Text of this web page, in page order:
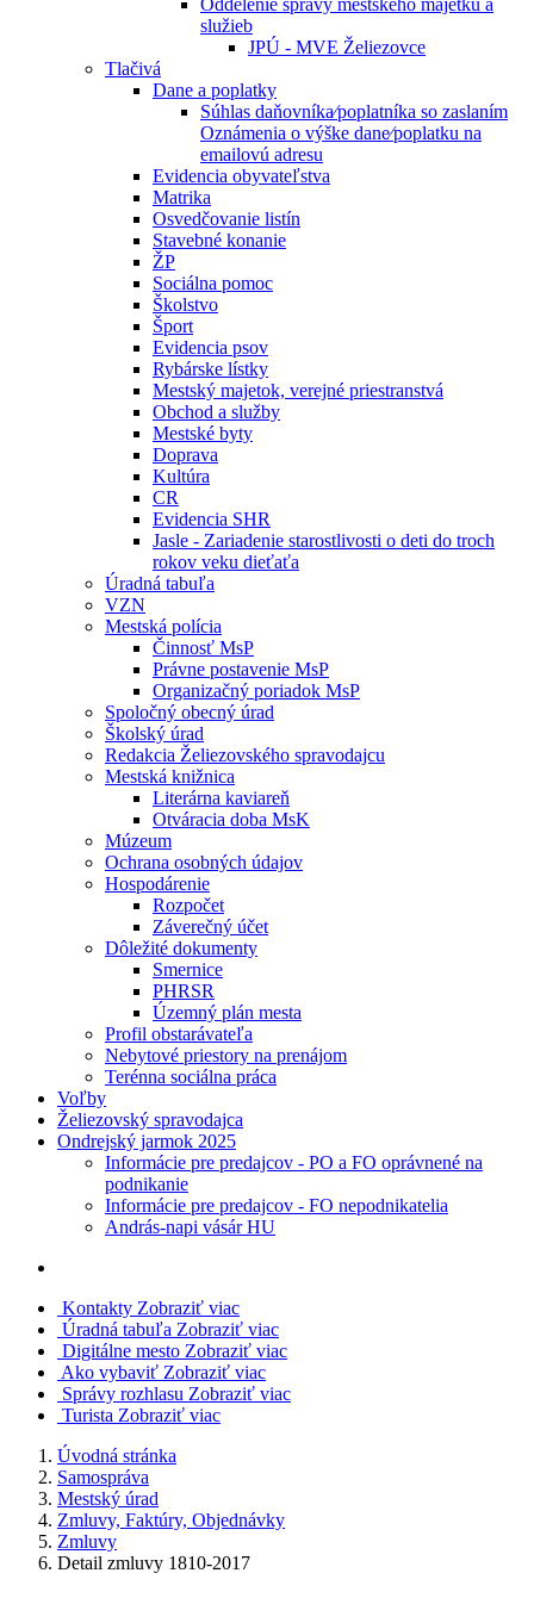
Oddelenie správy mestského majetku a
služieb
JPÚ - MVE Želiezovce
Tlačivá
Dane a poplatky
Súhlas daňovníka⁄poplatníka so zaslaním
Oznámenia o výške dane⁄poplatku na
emailovú adresu
Evidencia obyvateľstva
Matrika
Osvedčovanie listín
Stavebné konanie
ŽP
Sociálna pomoc
Školstvo
Šport
Evidencia psov
Rybárske lístky
Mestský majetok, verejné priestranstvá
Obchod a služby
Mestské byty
Doprava
Kultúra
CR
Evidencia SHR
Jasle - Zariadenie starostlivosti o deti do troch
rokov veku dieťaťa
Úradná tabuľa
VZN
Mestská polícia
Činnosť MsP
Právne postavenie MsP
Organizačný poriadok MsP
Spoločný obecný úrad
Školský úrad
Redakcia Želiezovského spravodajcu
Mestská knižnica
Literárna kaviareň
Otváracia doba MsK
Múzeum
Ochrana osobných údajov
Hospodárenie
Rozpočet
Záverečný účet
Dôležité dokumenty
Smernice
PHRSR
Územný plán mesta
Profil obstarávateľa
Nebytové priestory na prenájom
Terénna sociálna práca
Voľby
Želiezovský spravodajca
Ondrejský jarmok 2025
Informácie pre predajcov - PO a FO oprávnené na
podnikanie
Informácie pre predajcov - FO nepodnikatelia
András-napi vásár HU
Kontakty Zobraziť viac
Úradná tabuľa Zobraziť viac
Digitálne mesto Zobraziť viac
Ako vybaviť Zobraziť viac
Správy rozhlasu Zobraziť viac
Turista Zobraziť viac
Úvodná stránka
Samospráva
Mestský úrad
Zmluvy, Faktúry, Objednávky
Zmluvy
Detail zmluvy 1810-2017